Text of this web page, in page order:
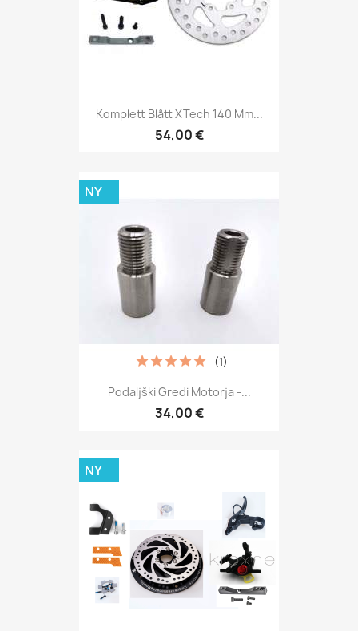
Komplett Blått XTech 140 Mm...
54,00 €
Podaljški Gredi Motorja -...
34,00 €
(1)
NY
NY